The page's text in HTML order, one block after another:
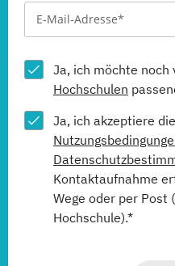
Ja, ich möchte noch
Hochschulen
Ja, ich akzeptiere
Kontaktaufnahme
Wege oder per Post
Hochschule).*